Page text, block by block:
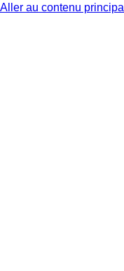
Aller au contenu principal